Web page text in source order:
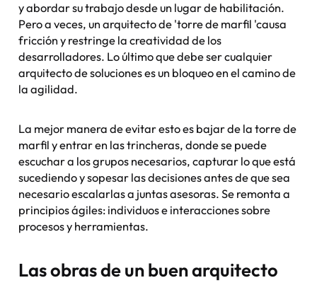
y abordar su trabajo desde un lugar de habilitación.
Pero a veces, un arquitecto de 'torre de marfil 'causa
fricción y restringe la creatividad de los
desarrolladores. Lo último que debe ser cualquier
arquitecto de soluciones es un bloqueo en el camino de
la agilidad.
La mejor manera de evitar esto es bajar de la torre de
marfil y entrar en las trincheras, donde se puede
escuchar a los grupos necesarios, capturar lo que está
sucediendo y sopesar las decisiones antes de que sea
necesario escalarlas a juntas asesoras. Se remonta a
principios ágiles: individuos e interacciones sobre
procesos y herramientas.
Las obras de un buen arquitecto